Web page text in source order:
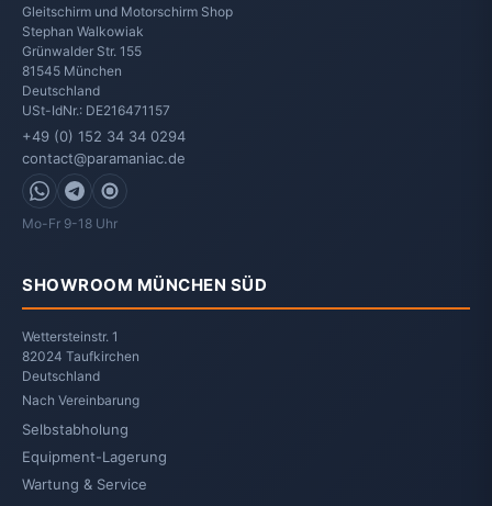
Gleitschirm und Motorschirm Shop
Stephan Walkowiak
Grünwalder Str. 155
81545 München
Deutschland
USt-IdNr.: DE216471157
+49 (0) 152 34 34 0294
contact@paramaniac.de
WhatsApp
Telegram
Signal
Mo-Fr 9-18 Uhr
SHOWROOM MÜNCHEN SÜD
Wettersteinstr. 1
82024 Taufkirchen
Deutschland
Nach Vereinbarung
Selbstabholung
Equipment-Lagerung
Wartung & Service